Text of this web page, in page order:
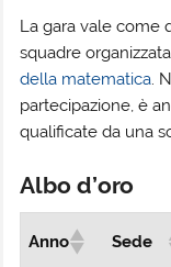
La gara vale come
squadre
della matematica.
partecipazione, è
qualificate da una
Albo d’oro
Anno Sede